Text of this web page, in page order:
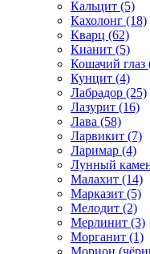
Кальцит (5)
Кахолонг (18)
Кварц (62)
Кианит (5)
Кошачий глаз
Кунцит (4)
Лабрадор (25)
Лазурит (16)
Лава (58)
Ларвикит (7)
Ларимар (4)
Лунный
Малахит (14)
Марказит (5)
Мелодит (2)
Мерлинит (3)
Морганит (1)